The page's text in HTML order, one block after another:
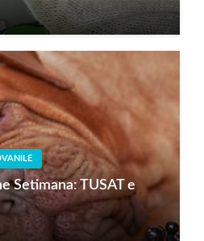
Setimana: TUSAT e